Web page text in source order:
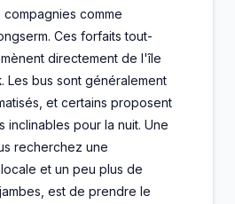
comme
Ces forfaits tout-
directement de l'île
. Les bus sont généralement
et certains proposent
inclinables pour la nuit. Une
recherchez une
et un peu plus de
est de prendre le